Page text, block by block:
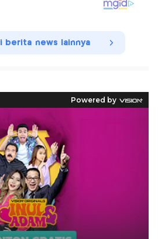
berita news lainnya